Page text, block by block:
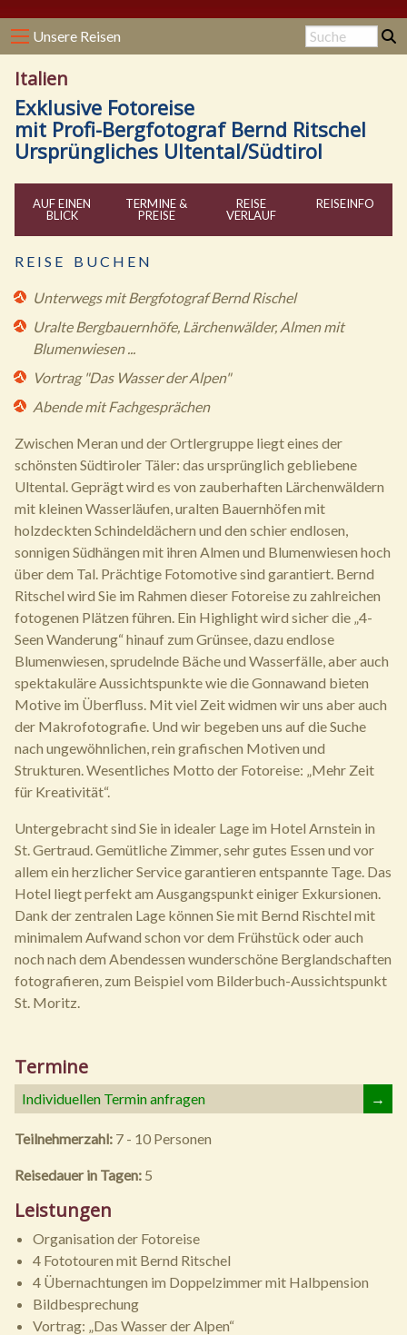
Unsere Reisen
Italien
Exklusive Fotoreise
mit Profi-Bergfotograf Bernd Ritschel
Ursprüngliches Ultental/Südtirol
AUF EINEN
BLICK
TERMINE &
PREISE
REISE
VERLAUF
REISEINFO
R E I S E B U C H E N
Unterwegs mit Bergfotograf Bernd Rischel
Uralte Bergbauernhöfe, Lärchenwälder, Almen mit
Blumenwiesen ...
Vortrag "Das Wasser der Alpen"
Abende mit Fachgesprächen
Zwischen Meran und der Ortlergruppe liegt eines der
schönsten Südtiroler Täler: das ursprünglich gebliebene
Ultental. Geprägt wird es von zauberhaften Lärchenwäldern
mit kleinen Wasserläufen, uralten Bauernhöfen mit
holzdeckten Schindeldächern und den schier endlosen,
sonnigen Südhängen mit ihren Almen und Blumenwiesen hoch
über dem Tal. Prächtige Fotomotive sind garantiert. Bernd
Ritschel wird Sie im Rahmen dieser Fotoreise zu zahlreichen
fotogenen Plätzen führen. Ein Highlight wird sicher die „4-
Seen Wanderung“ hinauf zum Grünsee, dazu endlose
Blumenwiesen, sprudelnde Bäche und Wasserfälle, aber auch
spektakuläre Aussichtspunkte wie die Gonnawand bieten
Motive im Überfluss. Mit viel Zeit widmen wir uns aber auch
der Makrofotografie. Und wir begeben uns auf die Suche
nach ungewöhnlichen, rein grafischen Motiven und
Strukturen. Wesentliches Motto der Fotoreise: „Mehr Zeit
für Kreativität“.
Untergebracht sind Sie in idealer Lage im Hotel Arnstein in
St. Gertraud. Gemütliche Zimmer, sehr gutes Essen und vor
allem ein herzlicher Service garantieren entspannte Tage. Das
Hotel liegt perfekt am Ausgangspunkt einiger Exkursionen.
Dank der zentralen Lage können Sie mit Bernd Rischtel mit
minimalem Aufwand schon vor dem Frühstück oder auch
noch nach dem Abendessen wunderschöne Berglandschaften
fotografieren, zum Beispiel vom Bilderbuch-Aussichtspunkt
St. Moritz.
Termine
Individuellen Termin anfragen →
Teilnehmerzahl: 7 - 10 Personen
Reisedauer in Tagen: 5
Leistungen
Organisation der Fotoreise
4 Fototouren mit Bernd Ritschel
4 Übernachtungen im Doppelzimmer mit Halbpension
Bildbesprechung
Vortrag: „Das Wasser der Alpen“